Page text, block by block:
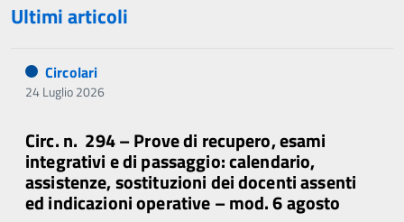
Ultimi articoli
Circolari
24 Luglio 2026
Circ. n. 294 – Prove di recupero, esami
integrativi e di passaggio: calendario,
assistenze, sostituzioni dei docenti assenti
ed indicazioni operative – mod. 6 agosto